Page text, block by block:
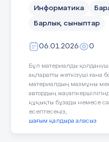
Информатика
Барлық сыныптар
06.01.2026 0
Бұл материалды
ақпаратты жеткізуші
материалдың мазмұны
автордың
құқықты бұзады немесе
есептесеңіз,
шағым қалдыра аласыз